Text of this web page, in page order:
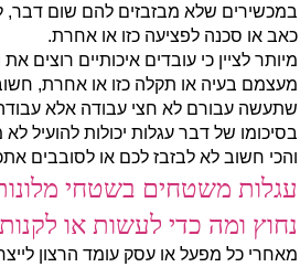
במכשירים שלא מבזבזים להם שום דבר,
כאב או סכנה לפציעה כזו או אחרת.
מיותר לציין כי עובדים איכותיים רוצים
מעצמם בעיה או תקלה כזו או אחרת,
שתעשה עבורם לא חצי עבודה אלא
בסיכומו של דבר עגלות יכולות להועיל
והכי חשוב לא לבזבז לכם או לסובבים
עגלות משטחים בשטחי
נחוץ ומה כדי לעשות או
מאחרי כל מפעל או עסק עומד הרצון